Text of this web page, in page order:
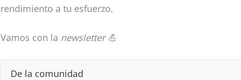
rendimiento a tu esfuerzo.
Vamos con la newsletter 💪
De la comunidad